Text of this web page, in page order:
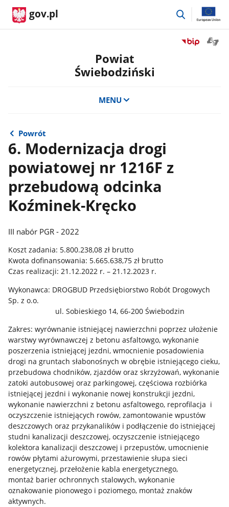
gov.pl
przejdź
Przejdź
Powiat
Świebodziński
MENU
Powrót
6. Modernizacja drogi
powiatowej nr 1216F z
przebudową odcinka
Koźminek-Kręcko
III nabór PGR - 2022
Koszt zadania: 5.800.238,08 zł brutto
Kwota dofinansowania: 5.665.638,75 zł brutto
Czas realizacji: 21.12.2022 r. – 21.12.2023 r.
Wykonawca: DROGBUD Przedsiębiorstwo Robót Drogowych
Sp. z o.o.
ul. Sobieskiego 14, 66-200 Świebodzin
Zakres: wyrównanie istniejącej nawierzchni poprzez ułożenie
warstwy wyrównawczej z betonu asfaltowgo, wykonanie
poszerzenia istniejącej jezdni, wmocnienie posadowienia
drogi na gruntach słabonośnych w obrębie istniejącego cieku,
przebudowa chodników, zjazdów oraz skrzyżowań, wykonanie
zatoki autobusowej oraz parkingowej, częściowa rozbiórka
istniejącej jezdni i wykonanie nowej konstrukcji jezdni,
wykonanie nawierzchni z betonu asfaltowego, reprofilacja i
oczyszczenie istniejących rowów, zamontowanie wpustów
deszczowych oraz przykanalików i podłączenie do istniejącej
studni kanalizacji deszczowej, oczyszczenie istniejącego
kolektora kanalizacji deszczowej i przepustów, umocnienie
rowów płytami ażurowymi, przestawienie słupa sieci
energetycznej, przełożenie kabla energetycznego,
montaż barier ochronnych stalowych, wykonanie
oznakowanie pionowego i poziomego, montaż znaków
aktywnych.